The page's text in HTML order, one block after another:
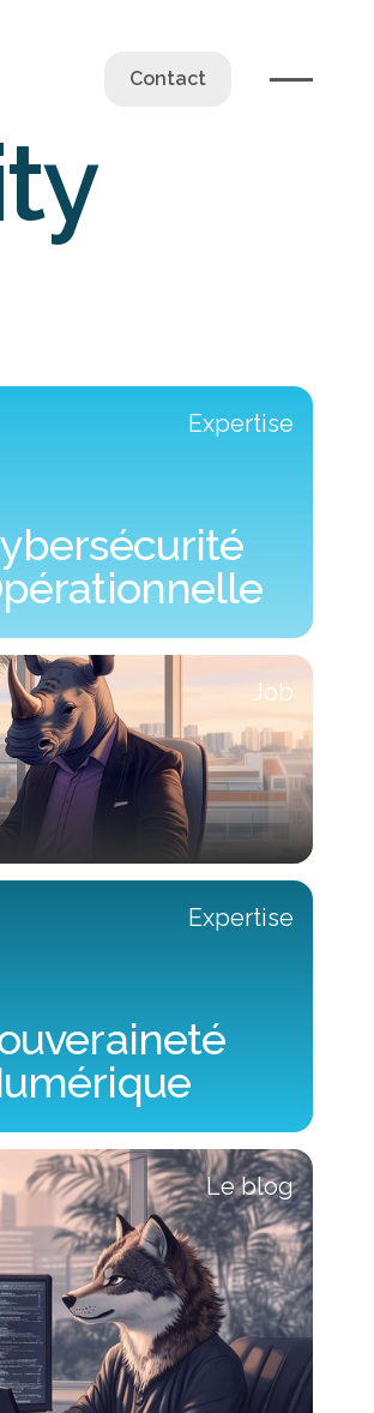
Contact
Expertise
Opérationnelle
Job
Expertise
Numérique
Le blog